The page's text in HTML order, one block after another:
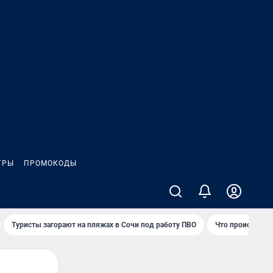
ПРОМОКОДЫ
Туристы загорают на пляжах в Сочи под работу ПВО Что происходит